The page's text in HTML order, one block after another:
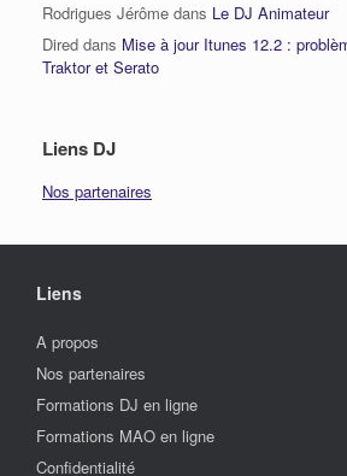
Rodrigues Jérôme dans Le DJ Animateur
Dired dans Mise à jour Itunes 12.2 :
Traktor et Serato
Liens DJ
Nos partenaires
Liens
A propos
Nos partenaires
Formations DJ en ligne
Formations MAO en ligne
Confidentialité